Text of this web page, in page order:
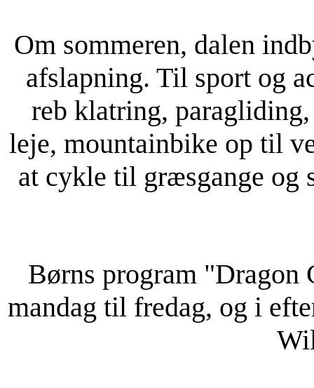
Om sommeren, dalen
afslapning. Til sport og
reb klatring,
leje, mountainbike op til
at cykle til græsgange og
Børns program "Dragon
mandag til fredag, og i